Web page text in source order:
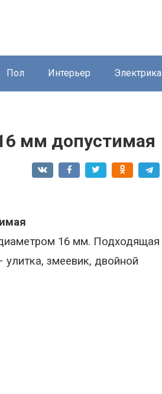
Пол Интерьер Электрика
мм допустимая
16 мм. Подходящая
змеевик, двойной